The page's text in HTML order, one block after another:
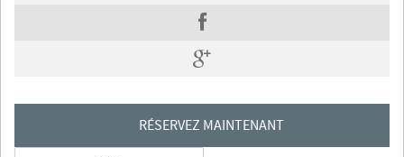
RÉSERVEZ MAINTENANT